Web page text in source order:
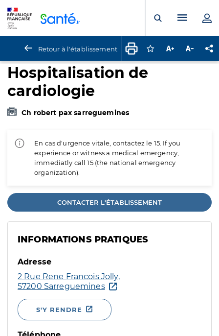
Ouvrir laMenu
Retour à l'établissement Connectez-vous
Augmenter la
Hospitalisation de
cardiologie
Ch robert pax sarreguemines
En cas d'urgence vitale, contactez le 15. If you
experience or witness a medical emergency,
immediatly call 15 (the national emergency
organization).
CONTACTER L'ÉTABLISSEMENT
INFORMATIONS PRATIQUES
Adresse
2 Rue Rene Francois Jolly,
57200 Sarreguemines
S'Y RENDRE